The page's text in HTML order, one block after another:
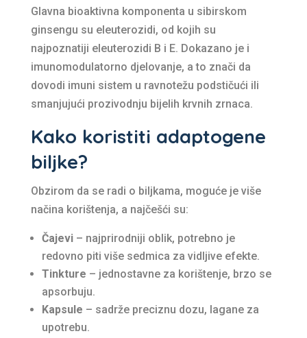
Glavna bioaktivna komponenta u sibirskom
ginsengu su eleuterozidi, od kojih su
najpoznatiji eleuterozidi B i E. Dokazano je i
imunomodulatorno djelovanje, a to znači da
dovodi imuni sistem u ravnotežu podstičući ili
smanjujući prozivodnju bijelih krvnih zrnaca.
Kako koristiti adaptogene
biljke?
Obzirom da se radi o biljkama, moguće je više
načina korištenja, a najčešći su:
Čajevi– najprirodniji oblik, potrebno je
redovno piti više sedmica za vidljive efekte.
Tinkture – jednostavne za korištenje, brzo se
apsorbuju.
Kapsule – sadrže preciznu dozu, lagane za
upotrebu.